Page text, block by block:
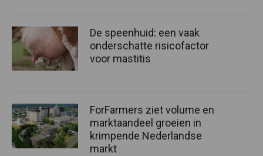
De speenhuid: een vaak
onderschatte risicofactor
voor mastitis
ForFarmers ziet volume en
marktaandeel groeien in
krimpende Nederlandse
markt